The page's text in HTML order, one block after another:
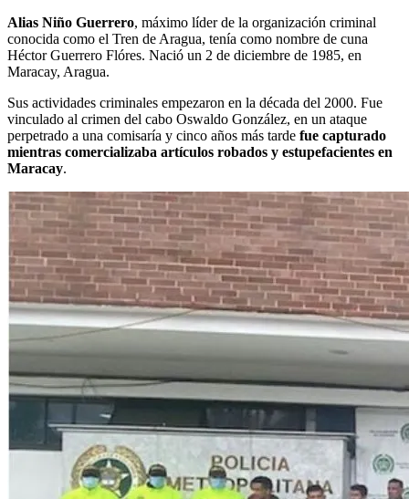
Alias Niño Guerrero, máximo líder de la organización criminal
conocida como el Tren de Aragua, tenía como nombre de cuna
Héctor Guerrero Flóres. Nació un 2 de diciembre de 1985, en
Maracay, Aragua.
Sus actividades criminales empezaron en la década del 2000. Fue
vinculado al crimen del cabo Oswaldo González, en un ataque
perpetrado a una comisaría y cinco años más tarde fue capturado
mientras comercializaba artículos robados y estupefacientes en
Maracay.